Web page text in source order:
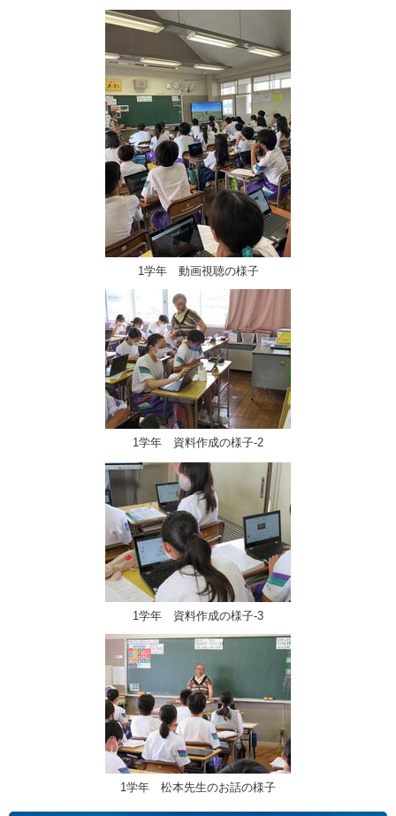
1学年 動画視聴の様子
1学年 資料作成の様子-2
1学年 資料作成の様子-3
1学年 松本先生のお話の様子